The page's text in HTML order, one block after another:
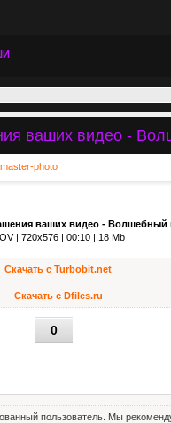
ваших видео -
master-photo
ваших видео - Волшебный
| 720x576 | 00:10 | 18 Mb
Скачать с Turbobit.net
Скачать с Dfiles.ru
0
пользователь. Мы